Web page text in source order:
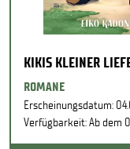
KIKIS KLEINER
ROMANE
Erscheinungsdatum:
Verfügbarkeit: Ab dem